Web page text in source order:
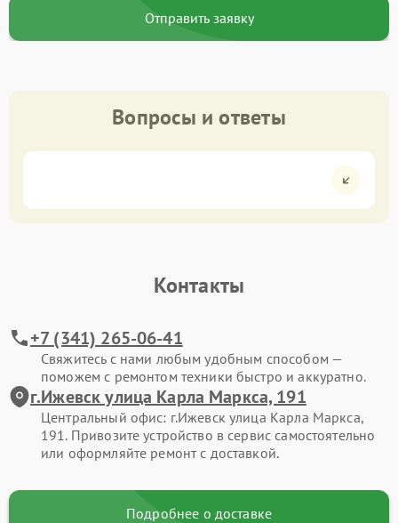
Отправить заявку
Вопросы и ответы
Контакты
+7 (341) 265-06-41
Свяжитесь с нами любым удобным способом —
поможем с ремонтом техники быстро и аккуратно.
г.Ижевск улица Карла Маркса, 191
Центральный офис: г.Ижевск улица Карла Маркса,
191. Привозите устройство в сервис самостоятельно
или оформляйте ремонт с доставкой.
Подробнее о доставке